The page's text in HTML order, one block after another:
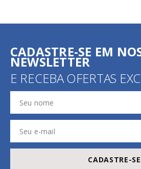
CADASTRE-SE EM
NEWSLETTER
E RECEBA OFERTAS